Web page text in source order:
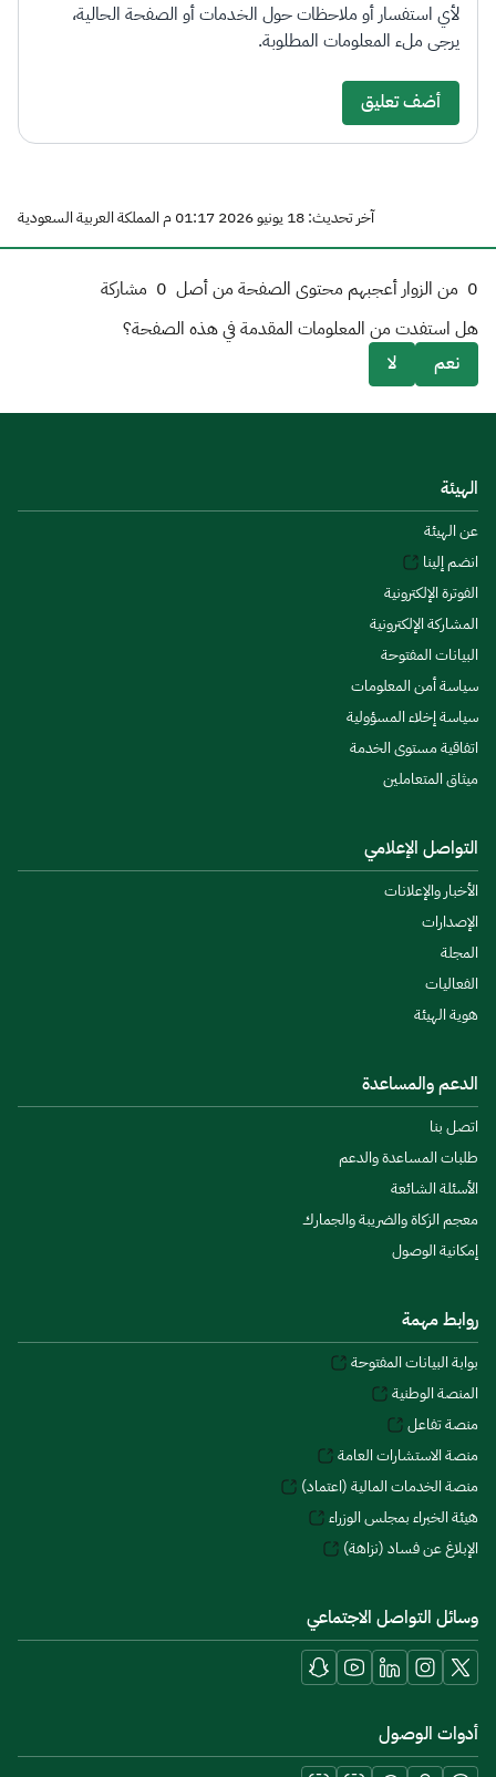
لأي استفسار أو ملاحظات حول الخدمات أو الصفحة الحالية،
يرجى ملء المعلومات المطلوبة.
أضف تعليق
آخر تحديث: 18 يونيو 2026 01:17 م المملكة العربية السعودية
0 من الزوار أعجبهم محتوى الصفحة من أصل 0 مشاركة
هل استفدت من المعلومات المقدمة في هذه الصفحة؟
نعم
لا
الهيئة
عن الهيئة
انضم إلينا
الفوترة الإلكترونية
المشاركة الإلكترونية
البيانات المفتوحة
سياسة أمن المعلومات
سياسة إخلاء المسؤولية
اتفاقية مستوى الخدمة
ميثاق المتعاملين
التواصل الإعلامي
الأخبار والإعلانات
الإصدارات
المجلة
الفعاليات
هوية الهيئة
الدعم والمساعدة
اتصل بنا
طلبات المساعدة والدعم
الأسئلة الشائعة
معجم الزكاة والضريبة والجمارك
إمكانية الوصول
روابط مهمة
بوابة البيانات المفتوحة
المنصة الوطنية
منصة تفاعل
منصة الاستشارات العامة
منصة الخدمات المالية (اعتماد)
هيئة الخبراء بمجلس الوزراء
الإبلاغ عن فساد (نزاهة)
وسائل التواصل الاجتماعي
أدوات الوصول